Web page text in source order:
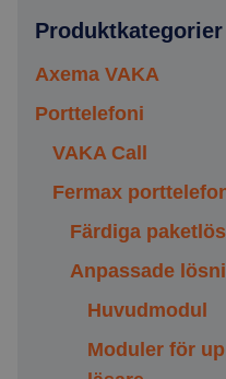
Produktkategorier
Axema VAKA
Läsare
Läsartillbehör
Offline-lås
Dörrbladsläsare
Inomhus
Utomhus
Utomhus
Cylinderläsare
Inomhus
Utomhus
Hänglås
Tillbehör
Centraler
Moduler
Info- och
VAKA Call
Gigaset
Porttelefoni
VAKA Call
Gigaset,
Fermax
Färdiga
Anpassade
Huvudmodul
Moduler för